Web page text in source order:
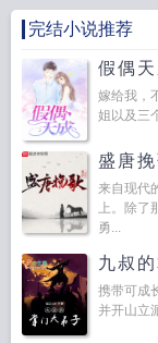
完结小说推荐
假偶
嫁给我，
姐以及三
盛唐挽
来自现代
上。除
勇...
九叔
携带可成
并开山立